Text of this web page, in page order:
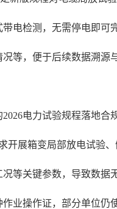
带电检测，无需停电即可
等，便于后续数据溯源
电力试验规程落地
开展箱变局部放电试验
等关键参数，导致数
业操作证，部分单位仍